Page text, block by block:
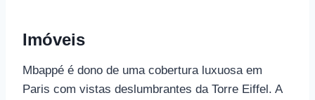
Imóveis
Mbappé é dono de uma cobertura luxuosa em
Paris com vistas deslumbrantes da Torre Eiffel. A